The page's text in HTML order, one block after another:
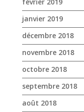
septembre 2018
août 2018
juillet 2018
juin 2018
mai 2018
avril 2018
mars 2018